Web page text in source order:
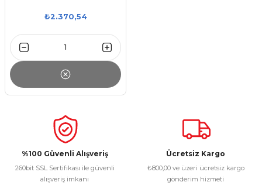
₺2.370,54
%100 Güvenli Alışveriş
260bit SSL Sertifikası ile güvenli
alışveriş imkanı
Ücretsiz Kargo
₺800,00 ve üzeri ücretsiz kargo
gönderim hizmeti